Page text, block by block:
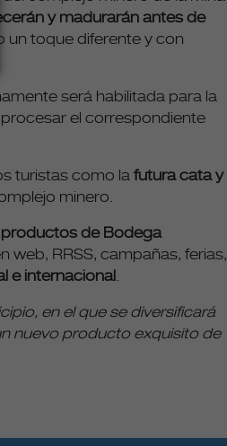
y madurarán antes de
un toque diferente y con
será habilitada para la
el correspondiente
turistas como la futura cata y
minero.
productos de Bodega
web, RRSS, campañas, ferias,
e internacional.
en el que se diversificará
nuevo producto exquisito de